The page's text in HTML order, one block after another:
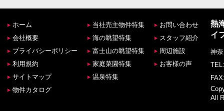
ホーム
会社概要
プライバシーポリシー
利用規約
サイトマップ
物件カタログ
当社売主物件特集
海の眺望特集
富士山の眺望特集
家庭菜園特集
温泉特集
お問い合わせ
スタッフ紹介
周辺施設
お客様の声
熱
イ
神
All